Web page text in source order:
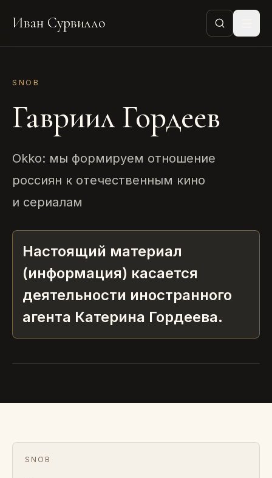
Иван Сурвилло
SNOB
Гавриил Гордеев
Okko: мы формируем отношение
россиян к отечественным кино
и сериалам
Настоящий материал
(информация) касается
деятельности иностранного
агента Катерина Гордеева.
2022 · ТЕКСТ
SNOB